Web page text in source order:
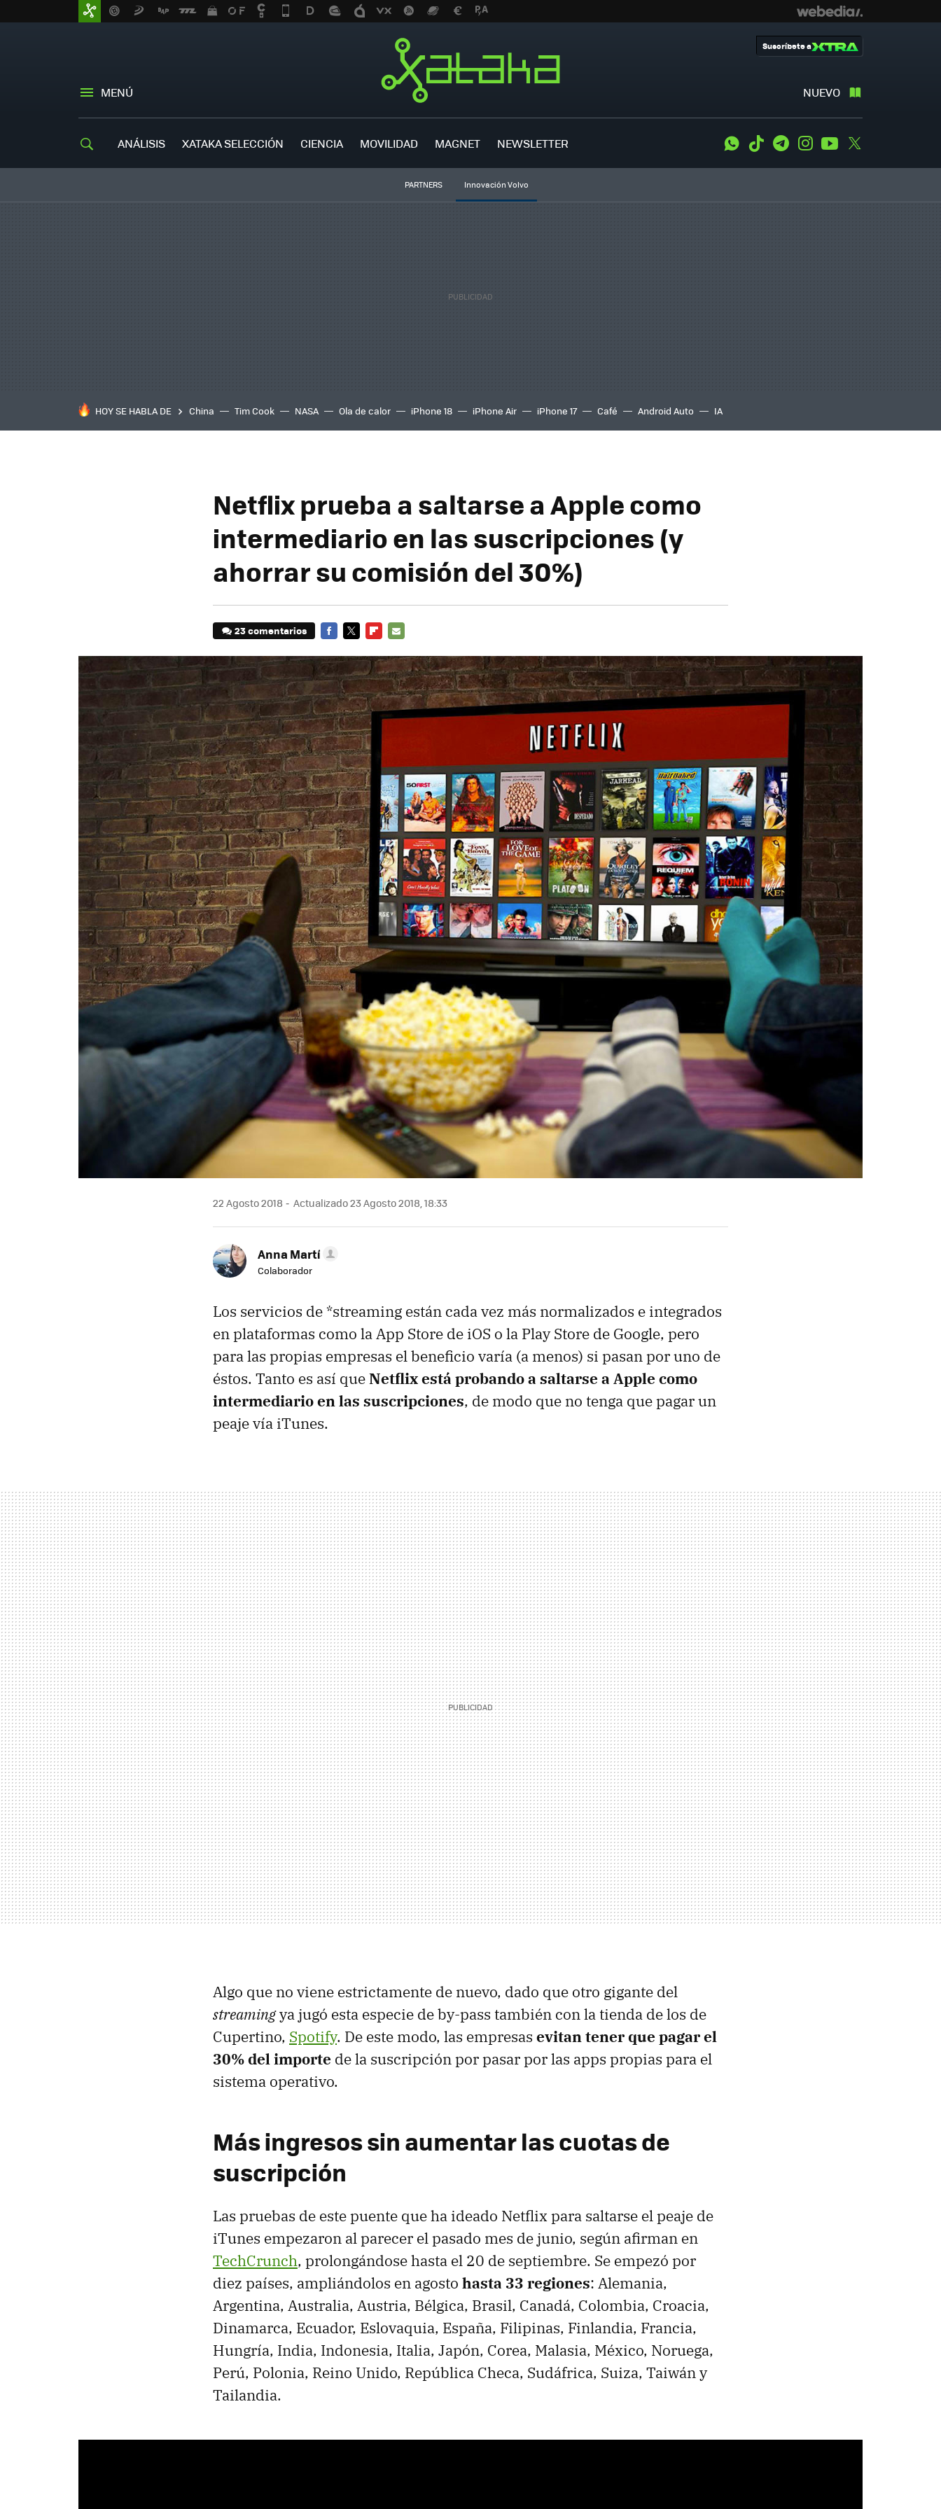
MENÚ NUEVO
Suscríbete a
ANÁLISIS XATAKA SELECCIÓN CIENCIA MOVILIDAD MAGNET NEWSLETTER WhatsApp
Tiktok TelegramInstagramYoutube
PARTNERS Innovación Volvo
HOY SE HABLA DE China Tim Cook NASA Ola de calor iPhone 18 iPhone Air iPhone 17 Café Android Auto IA
Netflix prueba a saltarse a Apple como
intermediario en las suscripciones (y
ahorrar su comisión del 30%)
23 comentarios
MAIL
22 Agosto 2018 Actualizado 23 Agosto 2018, 18:33
Anna Martí
Colaborador
Los servicios de *streaming están cada vez más normalizados e integrados
en plataformas como la App Store de iOS o la Play Store de Google, pero
para las propias empresas el beneficio varía (a menos) si pasan por uno de
éstos. Tanto es así queNetflix está probando a saltarse a Apple como
intermediario en las suscripciones, de modo que no tenga que pagar un
peaje vía iTunes.
Algo que no viene estrictamente de nuevo, dado que otro gigante del
streamingya jugó esta especie de by-pass también con la tienda de los de
Cupertino, Spotify. De este modo, las empresas evitan tener que pagar el
30% del importe de la suscripción por pasar por las apps propias para el
sistema operativo.
Más ingresos sin aumentar las cuotas de
suscripción
Las pruebas de este puente que ha ideado Netflix para saltarse el peaje de
iTunes empezaron al parecer el pasado mes de junio, según afirman en
TechCrunch, prolongándose hasta el 20 de septiembre. Se empezó por
diez países, ampliándolos en agosto hasta 33 regiones: Alemania,
Argentina, Australia, Austria, Bélgica, Brasil, Canadá, Colombia, Croacia,
Dinamarca, Ecuador, Eslovaquia, España, Filipinas, Finlandia, Francia,
Hungría, India, Indonesia, Italia, Japón, Corea, Malasia, México, Noruega,
Perú, Polonia, Reino Unido, República Checa, Sudáfrica, Suiza, Taiwán y
Tailandia.